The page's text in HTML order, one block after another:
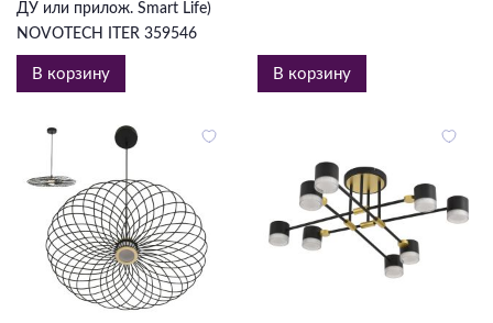
ДУ или прилож. Smart Life)
NOVOTECH ITER 359546
В корзину В корзину